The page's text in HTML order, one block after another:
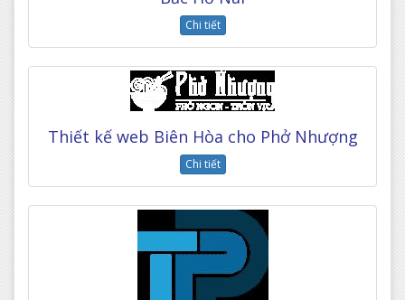
Chi tiết
Thiết kế web Biên Hòa cho Phở Nhượng
Chi tiết